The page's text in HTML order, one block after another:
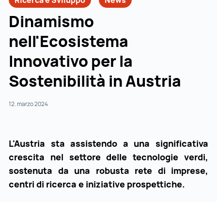
Dinamismo
nell'Ecosistema
Innovativo per la
Sostenibilità in Austria
12. marzo 2024
L'Austria sta assistendo a una significativa
crescita nel settore delle tecnologie verdi,
sostenuta da una robusta rete di imprese,
centri di ricerca e iniziative prospettiche.